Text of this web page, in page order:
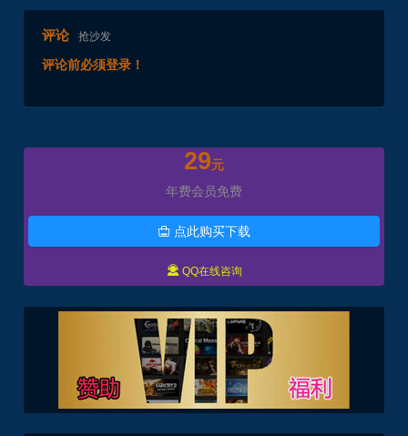
评论 抢沙发
评论前必须登录！
29元
年费会员免费
 点此购买下载
 QQ在线咨询